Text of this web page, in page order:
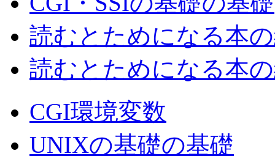
読むとためになる本
読むとためになる本
CGI環境変数
UNIXの基礎の基礎